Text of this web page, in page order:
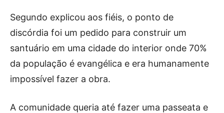
Segundo explicou aos fiéis, o ponto de
discórdia foi um pedido para construir um
santuário em uma cidade do interior onde 70%
da população é evangélica e era humanamente
impossível fazer a obra.
A comunidade queria até fazer uma passeata e